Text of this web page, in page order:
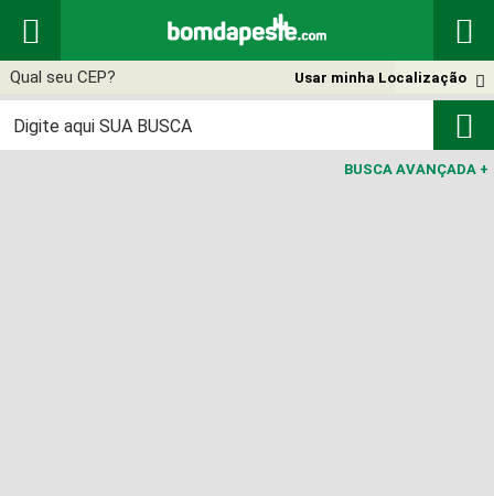
 

Usar minha Localização

BUSCA AVANÇADA +